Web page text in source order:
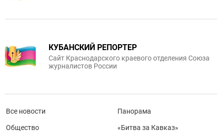
КУБАНСКИЙ РЕПОРТЕР
Сайт Краснодарского краевого отделения Союза
журналистов России
Все новости
Общество
Панорама
«Битва за Кавказ»